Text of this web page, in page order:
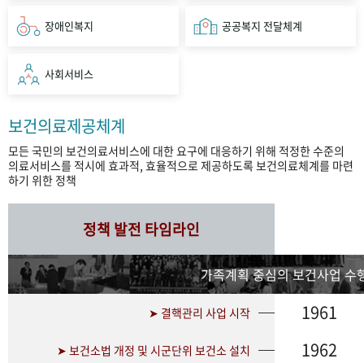
장애인복지 공공복지 전달체계
사회서비스
보건의료제공체계
모든 국민의 보건의료서비스에 대한 요구에 대응하기 위해 적정한 수준의
의료서비스를 적시에 효과적, 효율적으로 제공하도록 보건의료체계를 마련
하기 위한 정책
정책 발전 타임라인
가족계획 중심의 보건사업 수
➤ 결핵관리 사업 시작 1961
➤ 보건소법 개정 및 시군단위 보건소 설치 1962